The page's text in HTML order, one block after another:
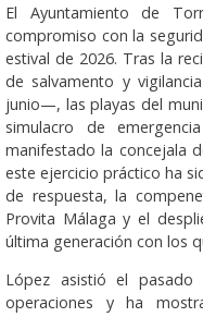
El Ayuntamiento de
compromiso con la
estival de 2026. Tras la
de salvamento y
junio—, las playas del
simulacro de
manifestado la concejala
este ejercicio práctico ha
de respuesta, la
Provita Málaga y el
última generación con los
López asistió el
operaciones y ha